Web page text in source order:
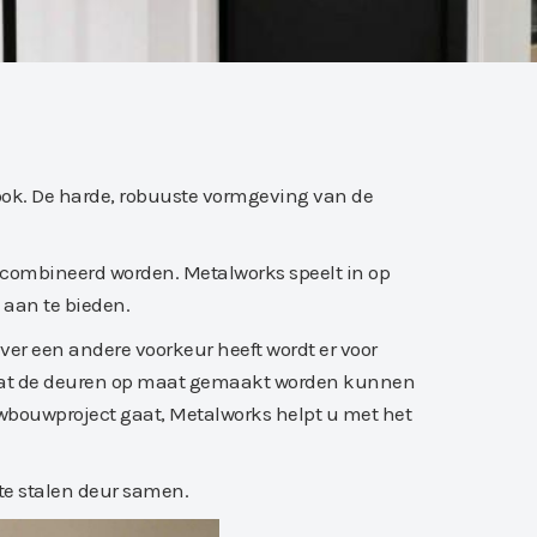
De harde, robuuste vormgeving van de
worden. Metalworks speelt in op
te bieden.
een andere voorkeur heeft wordt er voor
de deuren op maat gemaakt worden kunnen
gaat, Metalworks helpt u met het
stalen deur samen.